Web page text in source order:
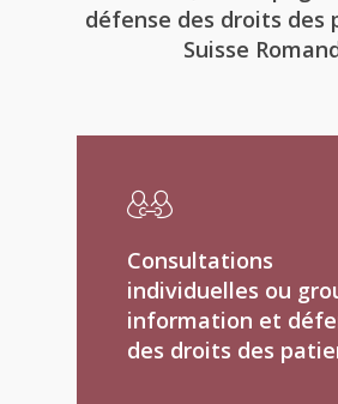
défense des droits des
Suisse
Consultations
individuelles ou
information et
des droits des